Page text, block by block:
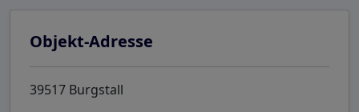
Objekt-Adresse
39517 Burgstall